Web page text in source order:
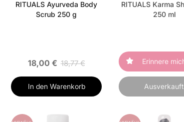
RITUALS Ayurveda Body
Scrub 250 g
18,00 € 18,77 €
In den Warenkorb
RITUALS Karma
250 ml
Erinnere
Ausverkauft